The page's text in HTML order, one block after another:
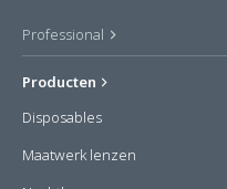
Professional
Producten
Disposables
Maatwerk lenzen